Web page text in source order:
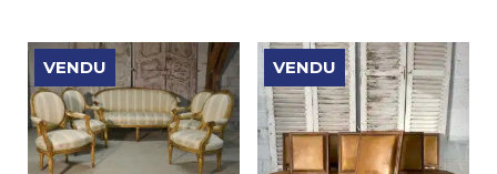
VENDU VENDU